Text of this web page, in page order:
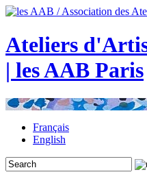
Ateliers
| les AAB Paris
Français
English